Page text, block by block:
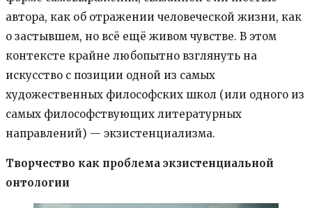
автора, как об отражении человеческой жизни, как
о застывшем, но всё ещё живом чувстве. В этом
контексте крайне любопытно взглянуть на
искусство с позиции одной из самых
художественных философских школ (или одного из
самых философствующих литературных
направлений) — экзистенциализма.
Творчество как проблема экзистенциальной
онтологии